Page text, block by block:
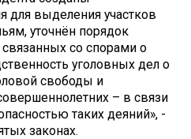
для выделения участков
уточнён порядок
со спорами о
уголовных дел о
свободы и
– в связи
таких деяний», -
законах.